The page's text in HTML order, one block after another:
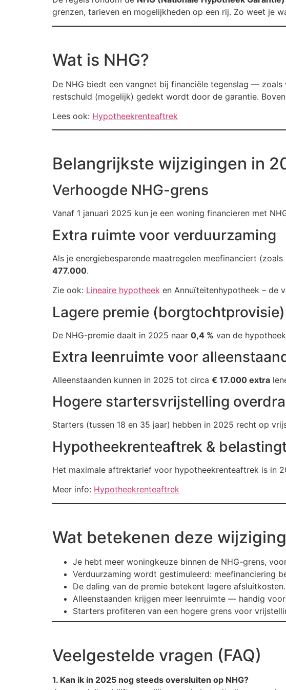
grenzen, tarieven en mogelijkheden op een rij. Zo weet je
Wat is NHG?
De NHG biedt een vangnet bij financiële tegenslag —
restschuld (mogelijk) gedekt wordt door de garantie.
Lees ook: Hypotheekrenteaftrek
Belangrijkste wijzigingen in
Verhoogde NHG-grens
Vanaf 1 januari 2025 kun je een woning financieren met
Extra ruimte voor verduurzaming
Als je energiebesparende maatregelen meefinanciert
477.000.
Zie ook: Lineaire hypotheek en Annuïteitenhypotheek – de
Lagere premie (borgtochtprovisie)
De NHG-premie daalt in 2025 naar 0,4 % van de
Extra leenruimte voor
Alleenstaanden kunnen in 2025 tot circa € 17.000 extra
Hogere startersvrijstelling
Starters (tussen 18 en 35 jaar) hebben in 2025 recht op
Hypotheekrenteaftrek &
Het maximale aftrektarief voor hypotheekrenteaftrek is in
Meer info: Hypotheekrenteaftrek
Wat betekenen deze
Je hebt meer woningkeuze binnen de NHG-grens,
Verduurzaming wordt gestimuleerd: meefinanciering
De daling van de premie betekent lagere afsluitkosten.
Alleenstaanden krijgen meer leenruimte — handig
Starters profiteren van een hogere grens voor
Veelgestelde vragen (FAQ)
1. Kan ik in 2025 nog steeds oversluiten op NHG?